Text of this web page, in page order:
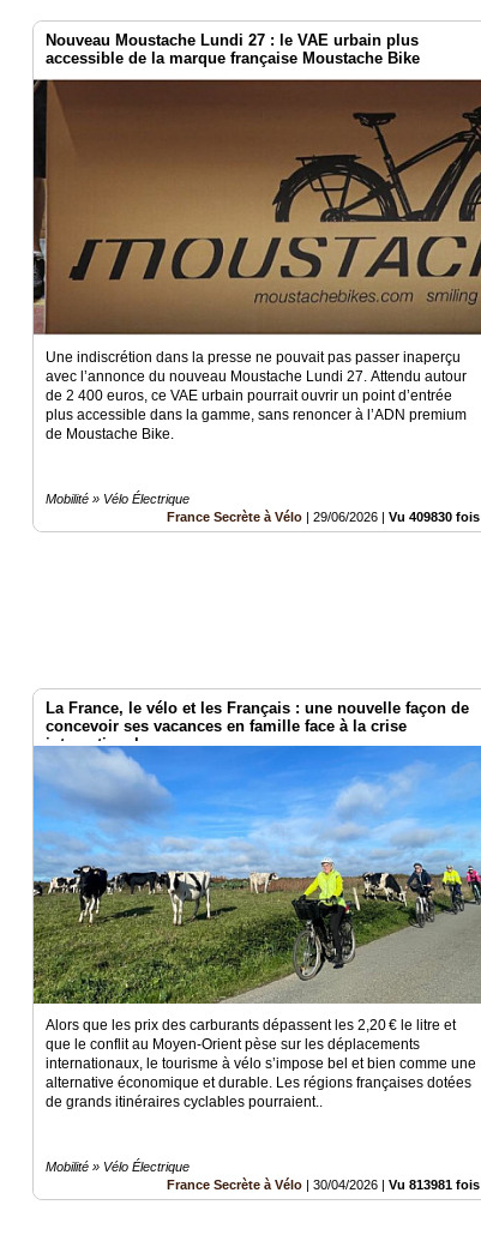
Nouveau Moustache Lundi 27 : le VAE urbain plus
accessible de la marque française Moustache Bike
Une indiscrétion dans la presse ne pouvait pas passer inaperçu
avec l’annonce du nouveau Moustache Lundi 27. Attendu autour
de 2 400 euros, ce VAE urbain pourrait ouvrir un point d’entrée
plus accessible dans la gamme, sans renoncer à l’ADN premium
de Moustache Bike.
Mobilité » Vélo Électrique
France Secrète à Vélo
29/06/2026 Vu 409830 fois
La France, le vélo et les Français : une nouvelle façon de
concevoir ses vacances en famille face à la crise
internationale.
Alors que les prix des carburants dépassent les 2,20 € le litre et
que le conflit au Moyen-Orient pèse sur les déplacements
internationaux, le tourisme à vélo s’impose bel et bien comme une
alternative économique et durable. Les régions françaises dotées
de grands itinéraires cyclables pourraient..
Mobilité » Vélo Électrique
France Secrète à Vélo
30/04/2026 Vu 813981 fois